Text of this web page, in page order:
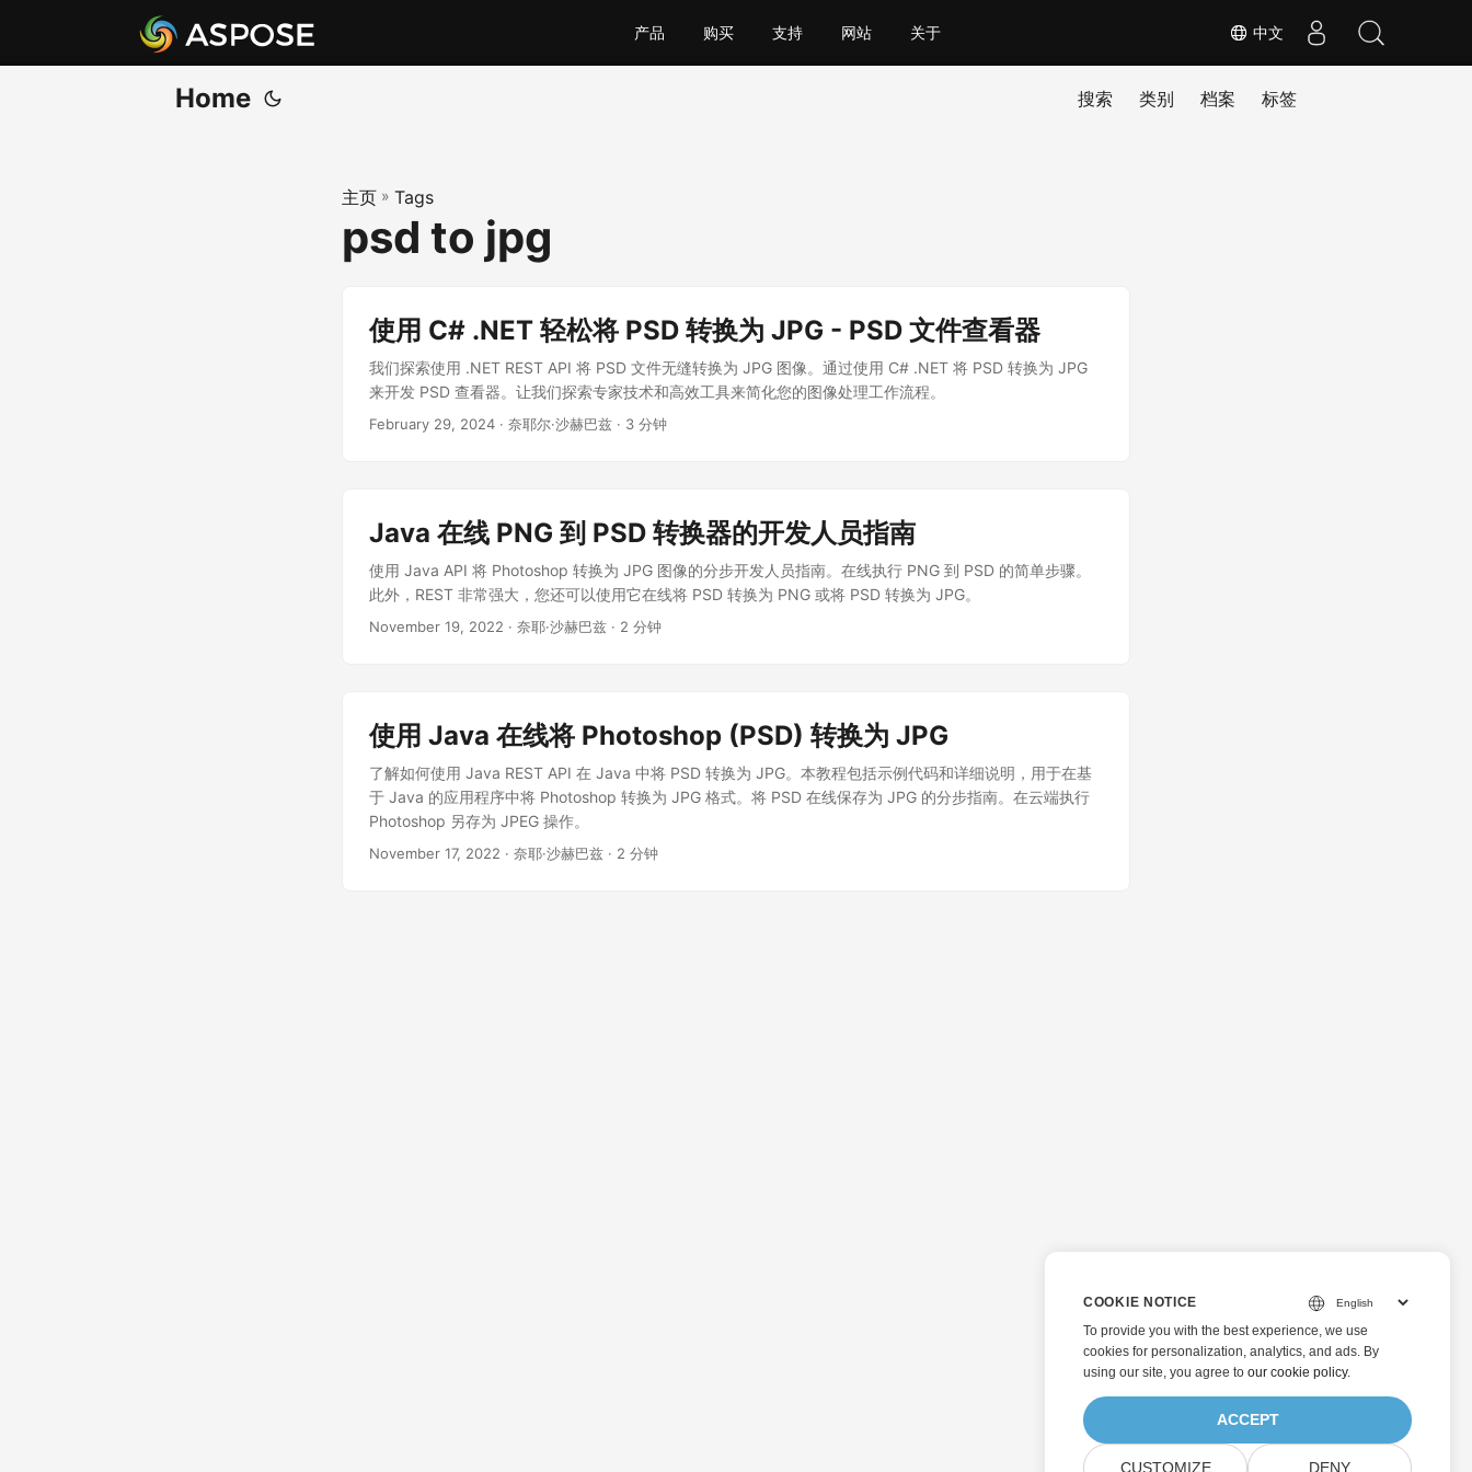
中文
产品 购买 支持 网站 关于
Home 搜索 类别 档案 标签
主页 » Tags
psd to jpg
使用 C# .NET 轻松将 PSD 转换为 JPG - PSD 文件查看器
我们探索使用 .NET REST API 将 PSD 文件无缝转换为 JPG 图像。通过使用 C# .NET 将 PSD 转换为 JPG
来开发 PSD 查看器。让我们探索专家技术和高效工具来简化您的图像处理工作流程。
February 29, 2024 · 奈耶尔·沙赫巴兹 · 3 分钟
Java 在线 PNG 到 PSD 转换器的开发人员指南
使用 Java API 将 Photoshop 转换为 JPG 图像的分步开发人员指南。在线执行 PNG 到 PSD 的简单步骤。
此外，REST 非常强大，您还可以使用它在线将 PSD 转换为 PNG 或将 PSD 转换为 JPG。
November 19, 2022 · 奈耶·沙赫巴兹 · 2 分钟
使用 Java 在线将 Photoshop (PSD) 转换为 JPG
了解如何使用 Java REST API 在 Java 中将 PSD 转换为 JPG。本教程包括示例代码和详细说明，用于在基
于 Java 的应用程序中将 Photoshop 转换为 JPG 格式。将 PSD 在线保存为 JPG 的分步指南。在云端执行
Photoshop 另存为 JPEG 操作。
November 17, 2022 · 奈耶·沙赫巴兹 · 2 分钟
COOKIE NOTICE
To provide you with the best experience, we use
cookies for personalization, analytics, and ads. By
using our site, you agree to our cookie policy.
ACCEPT
CUSTOMIZE DENY